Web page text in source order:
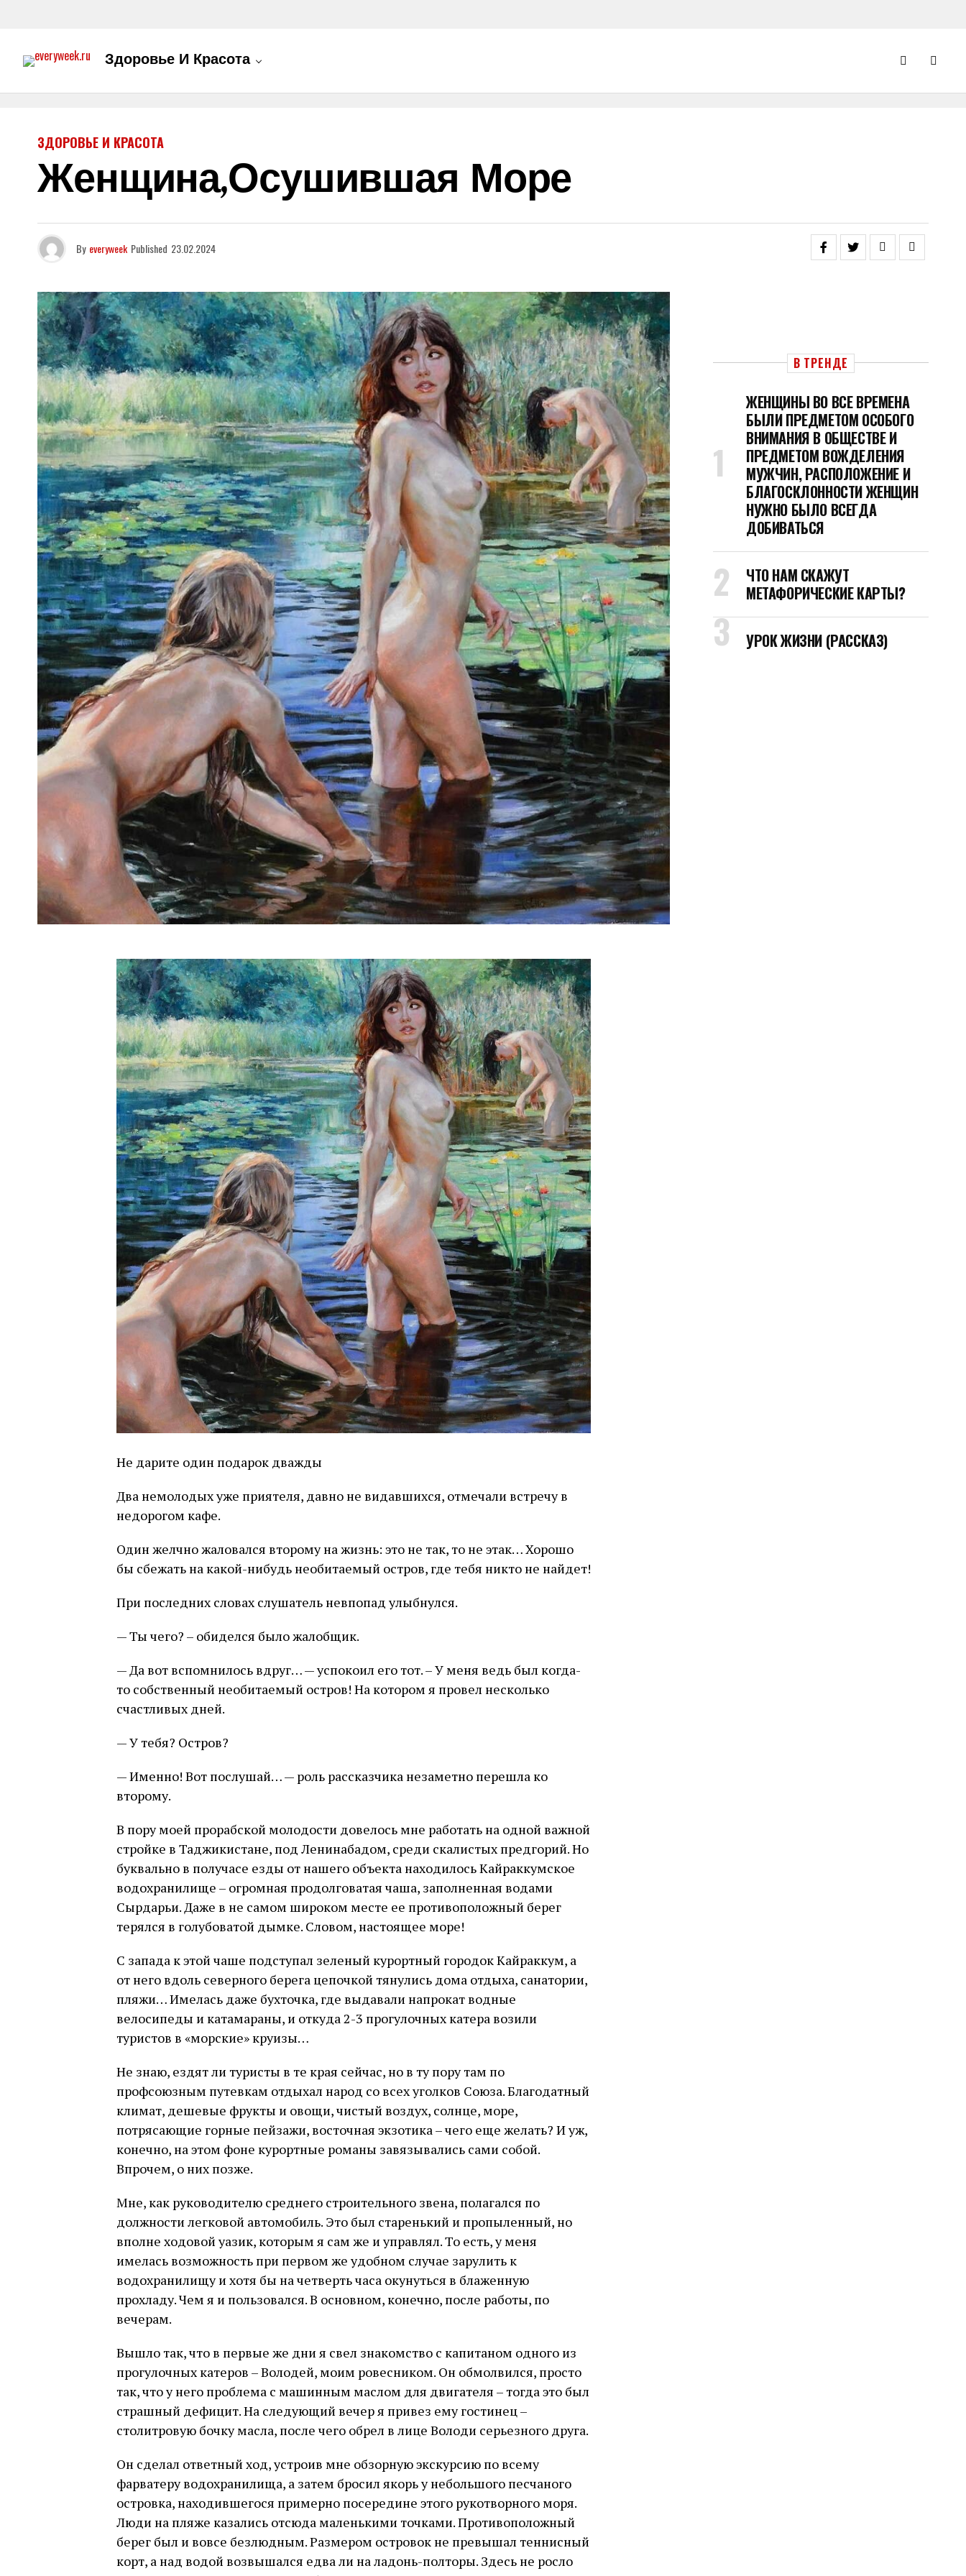
Здоровье И Красота
ЗДОРОВЬЕ И КРАСОТА
Женщина,осушившая Море
By everyweek Published 23.02.2024
Не дарите один подарок дважды
Два немолодых уже приятеля, давно не видавшихся, отмечали встречу в
недорогом кафе.
Один желчно жаловался второму на жизнь: это не так, то не этак… Хорошо
бы сбежать на какой-нибудь необитаемый остров, где тебя никто не найдет!
При последних словах слушатель невпопад улыбнулся.
— Ты чего? – обиделся было жалобщик.
— Да вот вспомнилось вдруг… — успокоил его тот. – У меня ведь был когда-
то собственный необитаемый остров! На котором я провел несколько
счастливых дней.
— У тебя? Остров?
— Именно! Вот послушай… — роль рассказчика незаметно перешла ко
второму.
В пору моей прорабской молодости довелось мне работать на одной важной
стройке в Таджикистане, под Ленинабадом, среди скалистых предгорий. Но
буквально в получасе езды от нашего объекта находилось Кайраккумское
водохранилище – огромная продолговатая чаша, заполненная водами
Сырдарьи. Даже в не самом широком месте ее противоположный берег
терялся в голубоватой дымке. Словом, настоящее море!
С запада к этой чаше подступал зеленый курортный городок Кайраккум, а
от него вдоль северного берега цепочкой тянулись дома отдыха, санатории,
пляжи… Имелась даже бухточка, где выдавали напрокат водные
велосипеды и катамараны, и откуда 2-3 прогулочных катера возили
туристов в «морские» круизы…
Не знаю, ездят ли туристы в те края сейчас, но в ту пору там по
профсоюзным путевкам отдыхал народ со всех уголков Союза. Благодатный
климат, дешевые фрукты и овощи, чистый воздух, солнце, море,
потрясающие горные пейзажи, восточная экзотика – чего еще желать? И уж,
конечно, на этом фоне курортные романы завязывались сами собой.
Впрочем, о них позже.
Мне, как руководителю среднего строительного звена, полагался по
должности легковой автомобиль. Это был старенький и пропыленный, но
вполне ходовой уазик, которым я сам же и управлял. То есть, у меня
имелась возможность при первом же удобном случае зарулить к
водохранилищу и хотя бы на четверть часа окунуться в блаженную
прохладу. Чем я и пользовался. В основном, конечно, после работы, по
вечерам.
Вышло так, что в первые же дни я свел знакомство с капитаном одного из
прогулочных катеров – Володей, моим ровесником. Он обмолвился, просто
так, что у него проблема с машинным маслом для двигателя – тогда это был
страшный дефицит. На следующий вечер я привез ему гостинец –
столитровую бочку масла, после чего обрел в лице Володи серьезного друга.
Он сделал ответный ход, устроив мне обзорную экскурсию по всему
фарватеру водохранилища, а затем бросил якорь у небольшого песчаного
островка, находившегося примерно посередине этого рукотворного моря.
Люди на пляже казались отсюда маленькими точками. Противоположный
берег был и вовсе безлюдным. Размером островок не превышал теннисный
корт, а над водой возвышался едва ли на ладонь-полторы. Здесь не росло
В ТРЕНДЕ
ЖЕНЩИНЫ ВО ВСЕ ВРЕМЕНА
БЫЛИ ПРЕДМЕТОМ ОСОБОГО
ВНИМАНИЯ В ОБЩЕСТВЕ И
ПРЕДМЕТОМ ВОЖДЕЛЕНИЯ
МУЖЧИН, РАСПОЛОЖЕНИЕ И
БЛАГОСКЛОННОСТИ ЖЕНЩИН
НУЖНО БЫЛО ВСЕГДА
ДОБИВАТЬСЯ
ЧТО НАМ СКАЖУТ
МЕТАФОРИЧЕСКИЕ КАРТЫ?
УРОК ЖИЗНИ (РАССКАЗ)